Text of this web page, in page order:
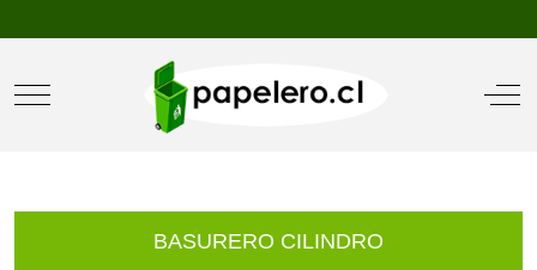
Mobile Menu Toggle Off-
BASURERO CILINDRO